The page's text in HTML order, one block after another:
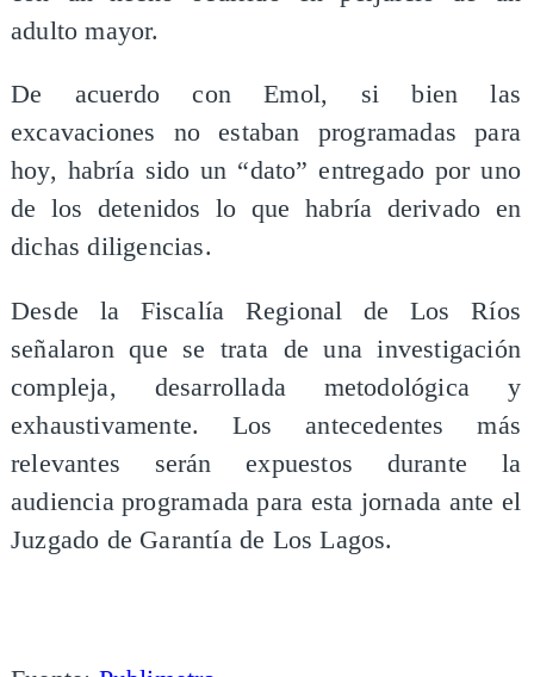
adulto mayor.
De acuerdo con Emol, si bien las
excavaciones no estaban programadas para
hoy, habría sido un “dato” entregado por uno
de los detenidos lo que habría derivado en
dichas diligencias.
Desde la Fiscalía Regional de Los Ríos
señalaron que se trata de una investigación
compleja, desarrollada metodológica y
exhaustivamente. Los antecedentes más
relevantes serán expuestos durante la
audiencia programada para esta jornada ante el
Juzgado de Garantía de Los Lagos.